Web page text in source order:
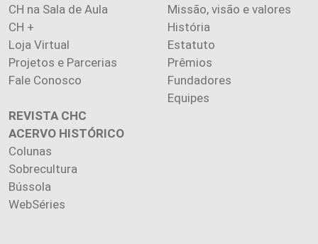
CH na Sala de Aula
CH +
Loja Virtual
Projetos e Parcerias
Fale Conosco
Missão, visão e valores
História
Estatuto
Prêmios
Fundadores
Equipes
REVISTA CHC
ACERVO HISTÓRICO
Colunas
Sobrecultura
Bússola
WebSéries